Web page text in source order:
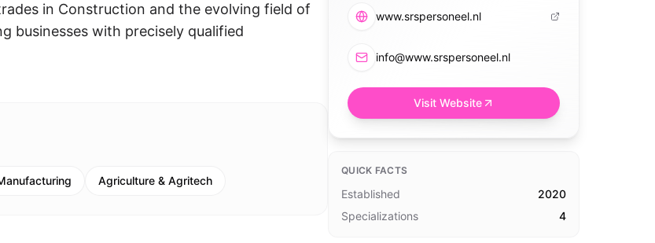
in Construction and the evolving field of
businesses with precisely qualified
Agriculture & Agritech
www.srspersoneel.nl
info@www.srspersoneel.nl
Visit Website
QUICK FACTS
Established
2020
Specializations
4